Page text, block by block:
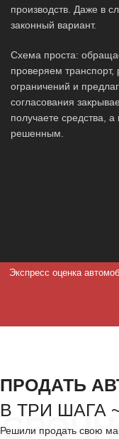
производств. Даже в
законный вариант.
Схема проста:
проверяем транспорт,
ограничений и
согласования
получаете средства,
решенным.
Экспресс оценка
ПРОДАТЬ
В ТРИ ШАГА
Решили продать свою